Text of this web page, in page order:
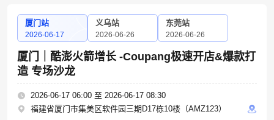
厦门站
2026-06-17
义乌站
2026-06-26
东莞站
2026-06-26
厦门｜酷澎火箭增长 -Coupang极速开店&爆款打
造 专场沙龙
2026-06-17 06:00 至 2026-06-17 08:30
福建省厦门市集美区软件园三期D17栋10楼（AMZ123）